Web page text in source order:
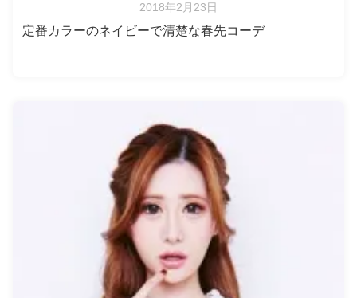
2018年2月23日
定番カラーのネイビーで清楚な春先コーデ